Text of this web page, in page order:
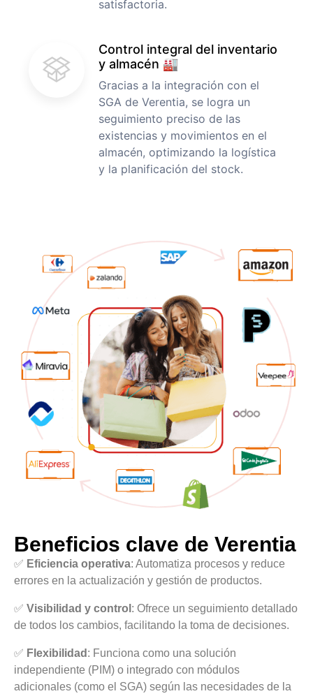
satisfactoria.
Control integral del inventario
y almacén 🏭
Gracias a la integración con el
SGA de Verentia, se logra un
seguimiento preciso de las
existencias y movimientos en el
almacén, optimizando la logística
y la planificación del stock.
Beneficios clave de Verentia
✅ Eficiencia operativa: Automatiza procesos y reduce
errores en la actualización y gestión de productos.
✅ Visibilidad y control : Ofrece un seguimiento detallado
de todos los cambios, facilitando la toma de decisiones.
✅ Flexibilidad : Funciona como una solución
independiente (PIM) o integrado con módulos
adicionales (como el SGA) según las necesidades de la